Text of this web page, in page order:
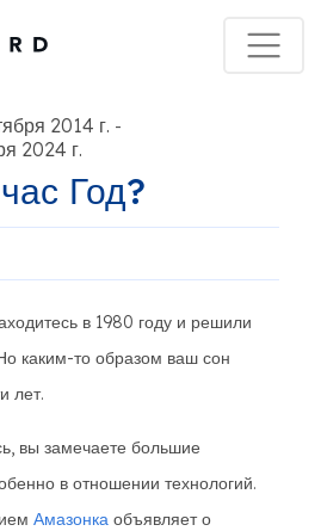
2014 г. -
2024 г.
Год?
в 1980 году и решили
каким-то образом ваш сон
лет.
вы замечаете большие
в отношении технологий.
Амазонка объявляет о